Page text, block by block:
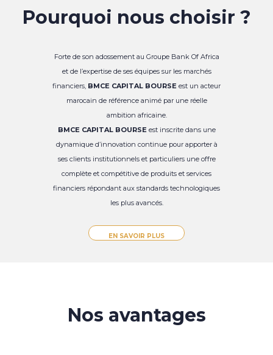
Pourquoi nous choisir ?
Forte de son adossement au Groupe Bank Of Africa
et de l’expertise de ses équipes sur les marchés
financiers, BMCE CAPITAL BOURSE est un acteur
marocain de référence animé par une réelle
ambition africaine.
BMCE CAPITAL BOURSEest inscrite dans une
dynamique d’innovation continue pour apporter à
ses clients institutionnels et particuliers une offre
complète et compétitive de produits et services
financiers répondant aux standards technologiques
les plus avancés.
EN SAVOIR PLUS
Nos avantages